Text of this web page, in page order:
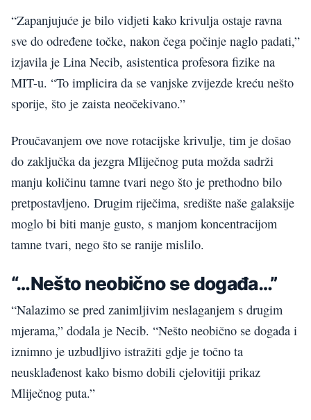
“Zapanjujuće je bilo vidjeti kako krivulja ostaje ravna
sve do određene točke, nakon čega počinje naglo padati,”
izjavila je Lina Necib, asistentica profesora fizike na
MIT-u. “To implicira da se vanjske zvijezde kreću nešto
sporije, što je zaista neočekivano.”
Proučavanjem ove nove rotacijske krivulje, tim je došao
do zaključka da jezgra Mliječnog puta možda sadrži
manju količinu tamne tvari nego što je prethodno bilo
pretpostavljeno. Drugim riječima, središte naše galaksije
moglo bi biti manje gusto, s manjom koncentracijom
tamne tvari, nego što se ranije mislilo.
“…Nešto neobično se događa…”
“Nalazimo se pred zanimljivim neslaganjem s drugim
mjerama,” dodala je Necib. “Nešto neobično se događa i
iznimno je uzbudljivo istražiti gdje je točno ta
neusklađenost kako bismo dobili cjelovitiji prikaz
Mliječnog puta.”